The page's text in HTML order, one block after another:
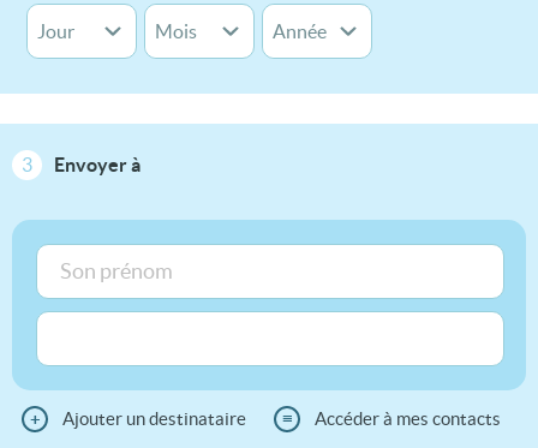
3 Envoyer à
+ Ajouter un destinataire ≡ Accéder à mes contacts